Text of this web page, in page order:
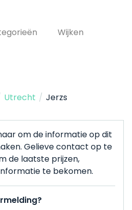
Wijken
Utrecht / Jerzs
om de informatie op dit
Gelieve contact op te
de laatste prijzen,
te bekomen.